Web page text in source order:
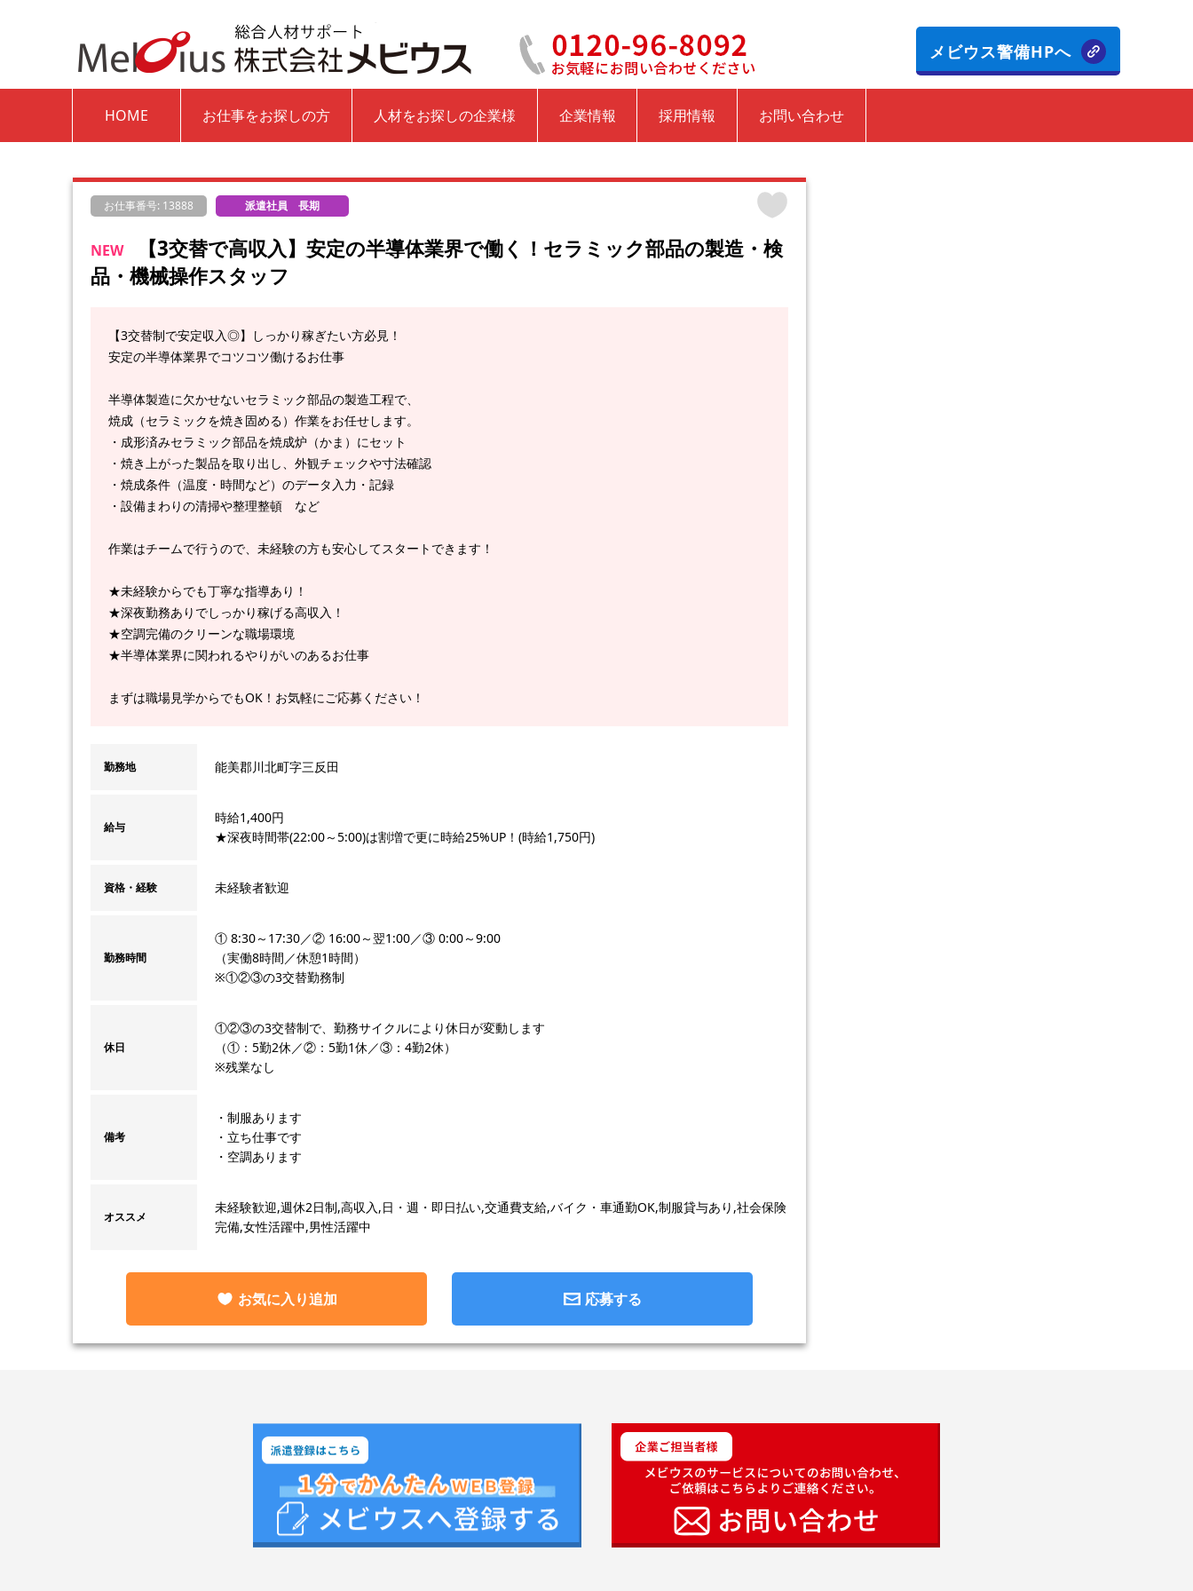
メビウス警備HPへ
HOME お仕事をお探しの方 人材をお探しの企業様 企業情報 採用情報 お問い合わせ
お仕事番号: 13888 派遣社員 長期
NEW
【3交替で高収入】安定の半導体業界で働く！セラミック部品の製造・検
品・機械操作スタッフ
【3交替制で安定収入◎】しっかり稼ぎたい方必見！
安定の半導体業界でコツコツ働けるお仕事
半導体製造に欠かせないセラミック部品の製造工程で、
焼成（セラミックを焼き固める）作業をお任せします。
・成形済みセラミック部品を焼成炉（かま）にセット
・焼き上がった製品を取り出し、外観チェックや寸法確認
・焼成条件（温度・時間など）のデータ入力・記録
・設備まわりの清掃や整理整頓 など
作業はチームで行うので、未経験の方も安心してスタートできます！
★未経験からでも丁寧な指導あり！
★深夜勤務ありでしっかり稼げる高収入！
★空調完備のクリーンな職場環境
★半導体業界に関われるやりがいのあるお仕事
まずは職場見学からでもOK！お気軽にご応募ください！
勤務地 能美郡川北町字三反田
給与
時給1,400円
★深夜時間帯(22:00～5:00)は割増で更に時給25%UP！(時給1,750円)
資格・経験 未経験者歓迎
勤務時間
① 8:30～17:30／② 16:00～翌1:00／③ 0:00～9:00
（実働8時間／休憩1時間）
※①②③の3交替勤務制
休日
①②③の3交替制で、勤務サイクルにより休日が変動します
（①：5勤2休／②：5勤1休／③：4勤2休）
※残業なし
備考
・制服あります
・立ち仕事です
・空調あります
オススメ
未経験歓迎,週休2日制,高収入,日・週・即日払い,交通費支給,バイク・車通勤OK,制服貸与あり,社会保険
完備,女性活躍中,男性活躍中
お気に入り追加 応募する